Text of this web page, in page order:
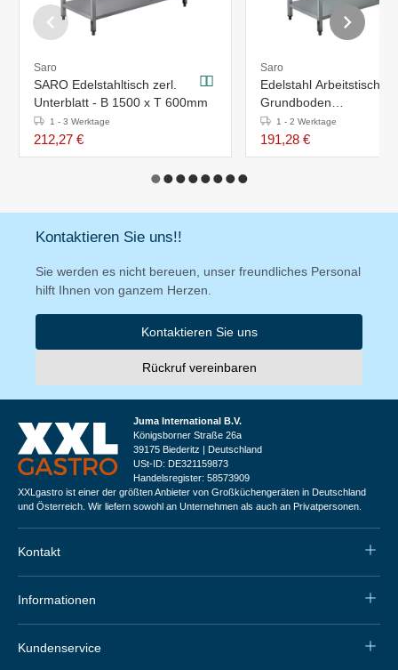
Saro
SARO Edelstahltisch zerl.
Unterblatt - B 1500 x T 600mm
1 - 3 Werktage
212,27 €
Saro
Edelstahl Arbeitstisch +
Grundboden
1600x600(H)x850mm
1 - 2 Werktage
191,28 €
Kontaktieren Sie uns!!
Sie werden es nicht bereuen, unser freundliches Personal
hilft Ihnen von ganzem Herzen.
Kontaktieren Sie uns
Rückruf vereinbaren
Juma International B.V.
Königsborner Straße 26a
39175 Biederitz | Deutschland
USt-ID: DE321159873
Handelsregister: 58573909
XXLgastro ist einer der größten Anbieter von Großküchengeräten in Deutschland
und Österreich. Wir liefern sowohl an Unternehmen als auch an Privatpersonen.
Kontakt
Informationen
Kundenservice